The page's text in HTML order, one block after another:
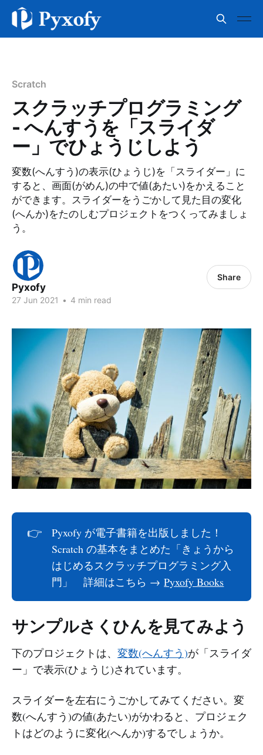
Scratch
スクラッチプログラミング
- へんすうを「スライダ
ー」でひょうじしよう
変数(へんすう)の表示(ひょうじ)を「スライダー」に
すると、画面(がめん)の中で値(あたい)をかえること
ができます。スライダーをうごかして見た目の変化
(へんか)をたのしむプロジェクトをつくってみましょ
う。
Pyxofy
27 Jun 2021 • 4 min read
Share
👉
Pyxofy が電子書籍を出版しました！
Scratch の基本をまとめた「きょうから
はじめるスクラッチプログラミング入
門」 詳細はこちら →Pyxofy Books
サンプルさくひんを見てみよう
下のプロジェクトは、 変数(へんすう)が「スライダ
ー」で表示(ひょうじ)されています。
スライダーを左右にうごかしてみてください。変
数(へんすう)の値(あたい)がかわると、プロジェク
トはどのように変化(へんか)するでしょうか。